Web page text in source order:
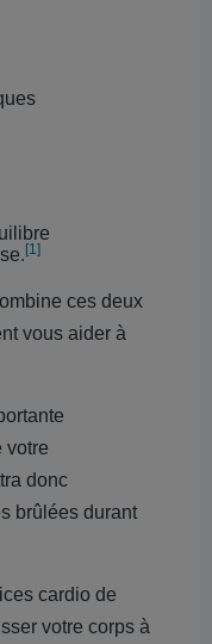
. [1]
ces deux
vous aider à
votre
donc
brûlées durant
cardio de
votre corps à